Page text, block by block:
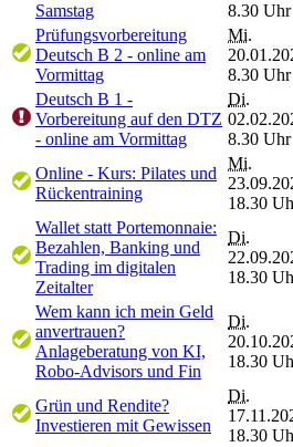
Samstag
8.30 Uhr
Prüfungsvorbereitung
Deutsch B 2 - online am
Vormittag
Mi.
8.30 Uhr
Deutsch B 1 -
Vorbereitung auf den DTZ
- online am Vormittag
Di.
8.30 Uhr
Online - Kurs: Pilates und
Rückentraining
Mi.
18.30
Wallet statt Portemonnaie:
Bezahlen, Banking und
Trading im digitalen
Zeitalter
Di.
18.30
Wem kann ich mein Geld
anvertrauen?
Anlageberatung von KI,
Robo-Advisors und Fin
Di.
18.30
Grün und Rendite?
Investieren mit Gewissen
Di.
18.30